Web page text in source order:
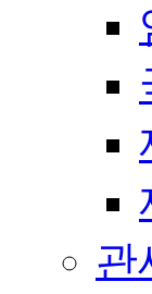
관